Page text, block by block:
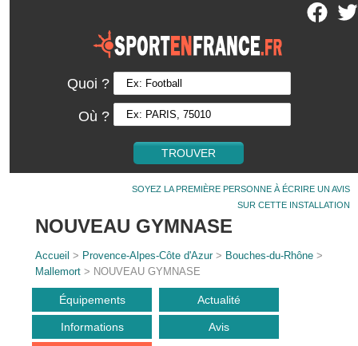
Quoi ?
Où ?
SOYEZ LA PREMIÈRE PERSONNE À ÉCRIRE UN AVIS
SUR CETTE INSTALLATION
NOUVEAU GYMNASE
Accueil > Provence-Alpes-Côte d'Azur> Bouches-du-Rhône >
Mallemort > NOUVEAU GYMNASE
Équipements Actualité
Informations Avis